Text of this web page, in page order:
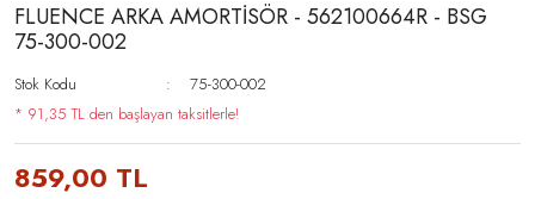
FLUENCE ARKA AMORTİSÖR - 562100664R - BSG
75-300-002
Stok Kodu
75-300-002
* 91,35 TL den başlayan taksitlerle!
859,00 TL